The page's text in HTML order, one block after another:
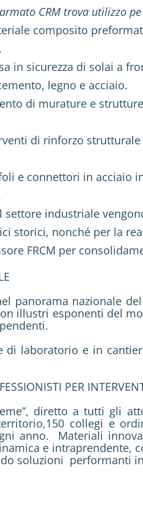
CRM trova utilizzo
composito
in sicurezza di solai a
legno e acciaio.
di murature e
di rinforzo
e connettori in
settore industriale
storici, nonché per la
FRCM per
panorama nazionale
illustri esponenti del
laboratorio e in
PER
diretto a tutti gli
collegi e
anno. Materiali
e intraprendente,
soluzioni performanti